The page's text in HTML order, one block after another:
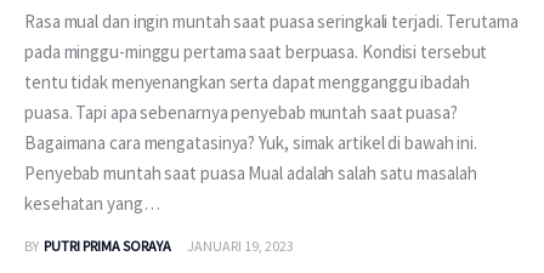
Untuk Anda
Mengapa Good Doctor
Berita
Rasa mual dan ingin muntah saat puasa seringkali terjadi. Terutama
pada minggu-minggu pertama saat berpuasa. Kondisi tersebut
tentu tidak menyenangkan serta dapat mengganggu ibadah
puasa. Tapi apa sebenarnya penyebab muntah saat puasa?
Bagaimana cara mengatasinya? Yuk, simak artikel di bawah ini.
Penyebab muntah saat puasa Mual adalah salah satu masalah
kesehatan yang…
BY PUTRI PRIMA SORAYA JANUARI 19, 2023